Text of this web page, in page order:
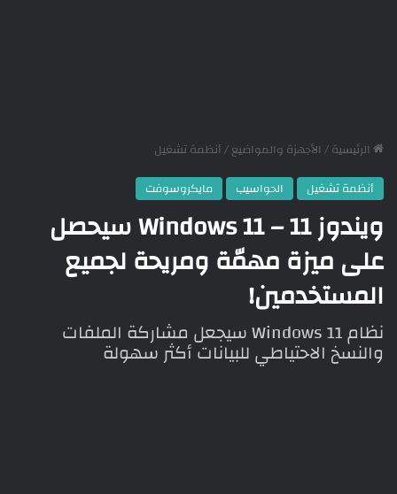
الرئيسية/ الأجهزة والمواضيع/أنظمة تشغيل
أنظمة تشغيل
الحواسيب مايكروسوفت
ويندوز 11 – Windows 11 سيحصل
على ميزة مهمّة ومريحة لجميع
المستخدمين!
نظام Windows 11 سيجعل مشاركة الملفات
والنسخ الاحتياطي للبيانات أكثر سهولة